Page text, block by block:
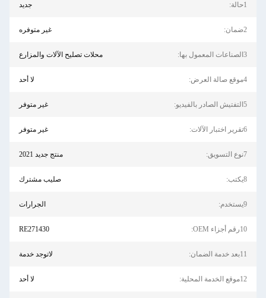
1حالة: جديد
2ضمان: غير متوفره
3الصناعات المعمول بها: محلات تصليح الآلات والمزارع
4موقع صالة العرض: لا أحد
5التفتيش الصادر بالفيديو: غير متوفر
6تقرير اختبار الآلات: غير متوفر
7نوع التسويق: منتج جديد 2021
8يكتب: صليب مشترك
9يستخدم: الجرارات
10رقم أجزاء OEM: RE271430
11بعد خدمة الضمان: لاتوجد خدمة
12موقع الخدمة المحلية: لا أحد